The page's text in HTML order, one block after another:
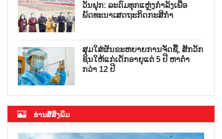
ວັນຟຸກ: ລະດົມທຸກແຫຼ່ງກຳລັງເພື່ອ
ພັດທະນາເສດຖະກິດກະສິກຳ
ສຸມໃສ່ຜັນຂະຫຍາຍການຈັດຊື້, ສັກວັກ
ຊິນໃຫ້ແກ່ເດັກອາຍຸແຕ່ 5 ປີ ຫາຕ່ຳ
ກວ່າ 12 ປີ
ອ່ານສື່ສິ່ງພິມ